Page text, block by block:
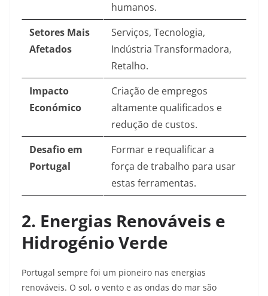
humanos.
Setores Mais
Afetados
Serviços, Tecnologia,
Indústria Transformadora,
Retalho.
Impacto
Económico
Criação de empregos
altamente qualificados e
redução de custos.
Desafio em
Portugal
Formar e requalificar a
força de trabalho para usar
estas ferramentas.
2. Energias Renováveis e
Hidrogénio Verde
Portugal sempre foi um pioneiro nas energias
renováveis. O sol, o vento e as ondas do mar são